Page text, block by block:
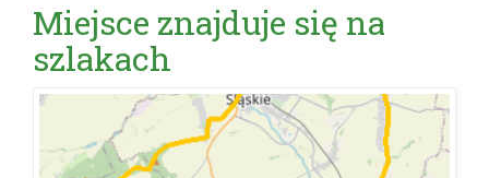
Miejsce znajduje się na
szlakach